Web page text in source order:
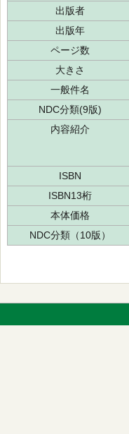
出版者
出版年
ページ数
大きさ
一般件名
NDC分類(9版)
内容紹介
ISBN
ISBN13桁
本体価格
NDC分類（10版）